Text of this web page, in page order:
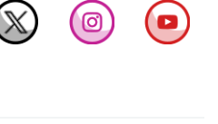
ОБСУДИЛИ ОТНОШЕНИЯ
И УКРАИНОЙ
ЗЕЛЕНСКИЙ